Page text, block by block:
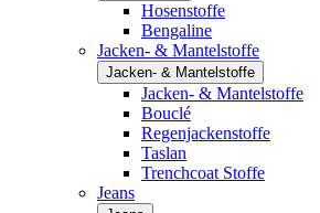
Hosenstoffe
Bengaline
Jacken- & Mantelstoffe
Jacken- & Mantelstoffe
Jacken- & Mantelstoffe
Bouclé
Regenjackenstoffe
Taslan
Trenchcoat Stoffe
Jeans